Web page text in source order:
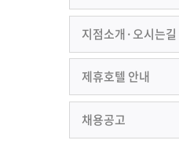
지점소개·오시는길
제휴호텔 안내
채용공고